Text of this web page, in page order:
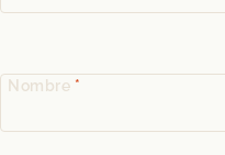
Nombre *